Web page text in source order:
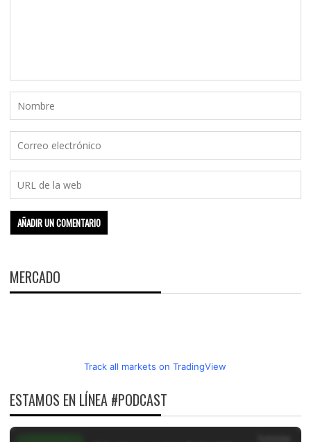
MERCADO
Track all markets on TradingView
ESTAMOS EN LÍNEA #PODCAST